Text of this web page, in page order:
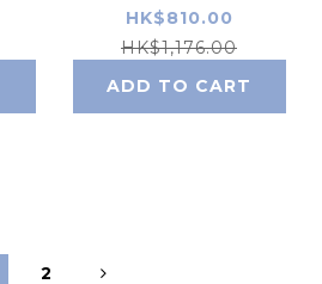
20粒)
HK$810.00
HK$1,176.00
ADD TO CART
2